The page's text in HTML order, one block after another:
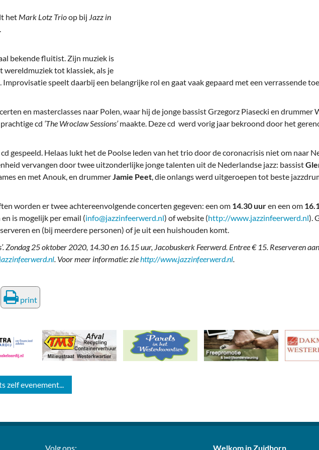
Diensten, Gemak & Zakelijk
Bedrijventerreinen
het Mark Lotz Trioop bij Jazz in
bekende fluitist. Zijn muziek is
wereldmuziek tot klassiek, als je
speelt daarbij een belangrijke rol en gaat vaak gepaard met een verrassende
en masterclasses naar Polen, waar hij de jonge bassist Grzegorz Piasecki en drummer
cd ‘The Wroclaw Sessions’maakte. Deze cd werd vorig jaar bekroond door het
gespeeld. Helaas lukt het de Poolse leden van het trio door de coronacrisis niet om naar
vervangen door twee uitzonderlijke jonge talenten uit de Nederlandse jazz: bassist
en met Anouk, en drummerJamie Peet, die onlangs werd uitgeroepen tot beste
worden er twee achtereenvolgende concerten gegeven: een om 14.30 uuren een om
is mogelijk per email (info@jazzinfeerwerd.nl) of website (http://www.jazzinfeerwerd.nl).
en (bij meerdere personen) of je uit een huishouden komt.
Zondag 25 oktober 2020, 14.30 en 16.15 uur, Jacobuskerk Feerwerd. Entree € 15. Reserveren
. Voor meer informatie: ziehttp://www.jazzinfeerwerd.nl.
print
zelf evenement...
Volg ons: Welkom in Zuidhorn